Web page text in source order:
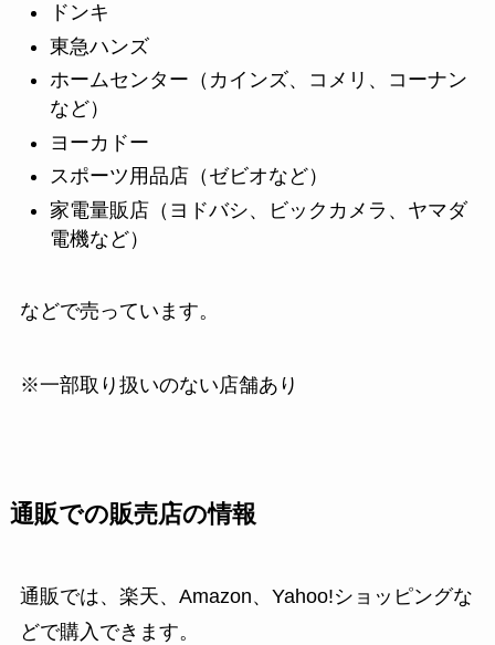
ドンキ
東急ハンズ
ホームセンター（カインズ、コメリ、コーナン
など）
ヨーカドー
スポーツ用品店（ゼビオなど）
家電量販店（ヨドバシ、ビックカメラ、ヤマダ
電機など）
などで売っています。
※一部取り扱いのない店舗あり
通販での販売店の情報
通販では、楽天、Amazon、Yahoo!ショッピングな
どで購入できます。